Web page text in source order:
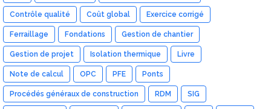
Contrôle qualité Coût global Exercice corrigé
Ferraillage Fondations Gestion de chantier
Gestion de projet Isolation thermique Livre
Note de calcul OPC PFE Ponts
Procédés généraux de construction RDM SIG